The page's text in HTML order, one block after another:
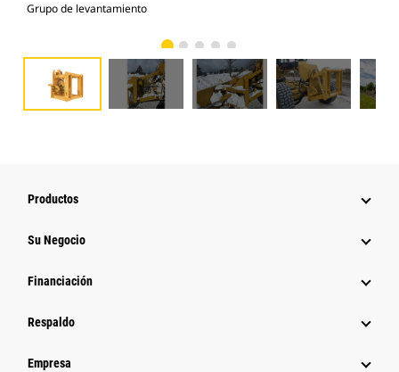
Grupo de levantamiento
Productos
Su Negocio
Financiación
Respaldo
Empresa